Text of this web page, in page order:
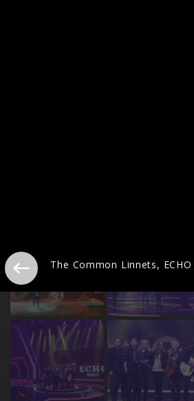
The Common Linnets,